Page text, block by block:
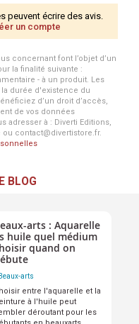
peuvent écrire des avis.
un compte
concernant font l’objet d’un
la finalité suivante :
- à un produit. Les
durée d'existence du
d’un droit d’accès,
de vos données
adresser à : Diverti Editions,
ou contact@divertistore.fr.
BLOG
arts : Aquarelle
huile quel médium
quand on
arts
entre l'aquarelle et la
à l'huile peut
déroutant pour les